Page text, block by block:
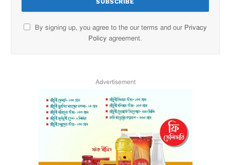
By signing up, you agree to the our terms and our Privacy
Policy agreement.
Advertisement